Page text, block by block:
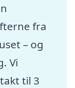
fra
– og
Vi
til 3